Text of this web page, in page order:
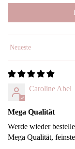
Sort by
Caroline Abel
Mega Qualität
Werde wieder
Mega Qualität,